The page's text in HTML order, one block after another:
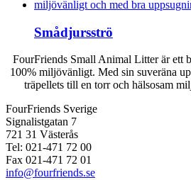
Smådjursströ
FourFriends Small Animal Litter är ett
100% miljövänligt. Med sin suveräna
träpellets till en torr och hälsosam
FourFriends Sverige
Signalistgatan 7
721 31 Västerås
Tel: 021-471 72 00
Fax 021-471 72 01
info@fourfriends.se